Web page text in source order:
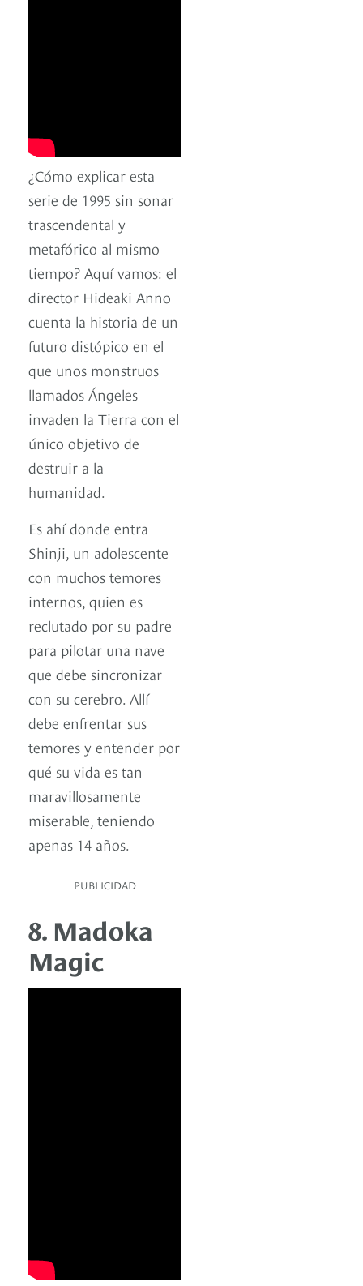
¿Cómo explicar esta
serie de 1995 sin sonar
trascendental y
metafórico al mismo
tiempo? Aquí vamos: el
director Hideaki Anno
cuenta la historia de un
futuro distópico en el
que unos monstruos
llamados Ángeles
invaden la Tierra con el
único objetivo de
destruir a la
humanidad.
Es ahí donde entra
Shinji, un adolescente
con muchos temores
internos, quien es
reclutado por su padre
para pilotar una nave
que debe sincronizar
con su cerebro. Allí
debe enfrentar sus
temores y entender por
qué su vida es tan
maravillosamente
miserable, teniendo
apenas 14 años.
PUBLICIDAD
8. Madoka
Magic